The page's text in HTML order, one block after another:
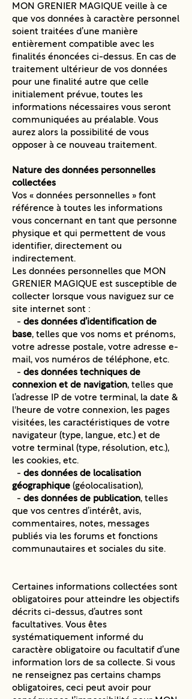
MON GRENIER MAGIQUE veille à ce
que vos données à caractère personnel
soient traitées d’une manière
entièrement compatible avec les
finalités énoncées ci-dessus. En cas de
traitement ultérieur de vos données
pour une finalité autre que celle
initialement prévue, toutes les
informations nécessaires vous seront
communiquées au préalable. Vous
aurez alors la possibilité de vous
opposer à ce nouveau traitement.
Nature des données personnelles
collectées
Vos « données personnelles » font
référence à toutes les informations
vous concernant en tant que personne
physique et qui permettent de vous
identifier, directement ou
indirectement.
Les données personnelles que MON
GRENIER MAGIQUE est susceptible de
collecter lorsque vous naviguez sur ce
site internet sont :
- des données d’identification de
base, telles que vos noms et prénoms,
votre adresse postale, votre adresse e-
mail, vos numéros de téléphone, etc.
- des données techniques de
connexion et de navigation, telles que
l’adresse IP de votre terminal, la date &
l'heure de votre connexion, les pages
visitées, les caractéristiques de votre
navigateur (type, langue, etc.) et de
votre terminal (type, résolution, etc.),
les cookies, etc.
- des données de localisation
géographique (géolocalisation),
- des données de publication, telles
que vos centres d’intérêt, avis,
commentaires, notes, messages
publiés via les forums et fonctions
communautaires et sociales du site.
Certaines informations collectées sont
obligatoires pour atteindre les objectifs
décrits ci-dessus, d’autres sont
facultatives. Vous êtes
systématiquement informé du
caractère obligatoire ou facultatif d’une
information lors de sa collecte. Si vous
ne renseignez pas certains champs
obligatoires, ceci peut avoir pour